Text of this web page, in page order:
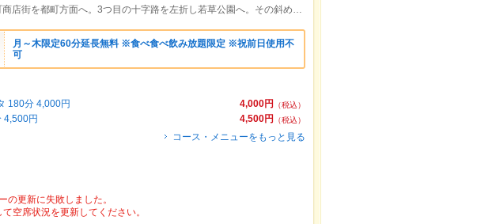
大分駅中央町商店街を都町方面へ。3つ目の十字路を左折し若草公園へ。その斜め前ビル2階・3階。食べ放題飲み放題が人気
月～木限定60分延長無料 ※食べ食べ飲み放題限定 ※祝前日使用不
可
4,000円
（税込）
180分 4,000円
4,500円
（税込）
4,500円
コース・メニューをもっと見る
の更新に失敗しました。
空席状況を更新してください。